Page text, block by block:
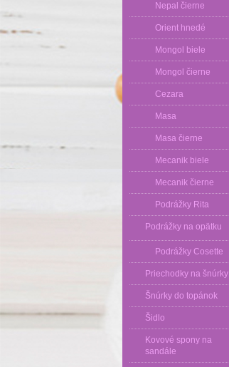
Nepal čierne
Orient hnedé
Mongol biele
Mongol čierne
Cezara
Masa
Masa čierne
Mecanik biele
Mecanik čierne
Podrážky Rita
Podrážky na opätku
Podrážky Cosette
Priechodky na šnúrky
Šnúrky do topánok
Šidlo
Kovové spony na
sandále